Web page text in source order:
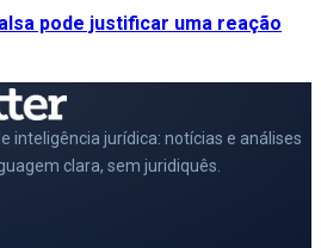
pode justificar uma reação
inteligência jurídica: notícias e análises
clara, sem juridiquês.